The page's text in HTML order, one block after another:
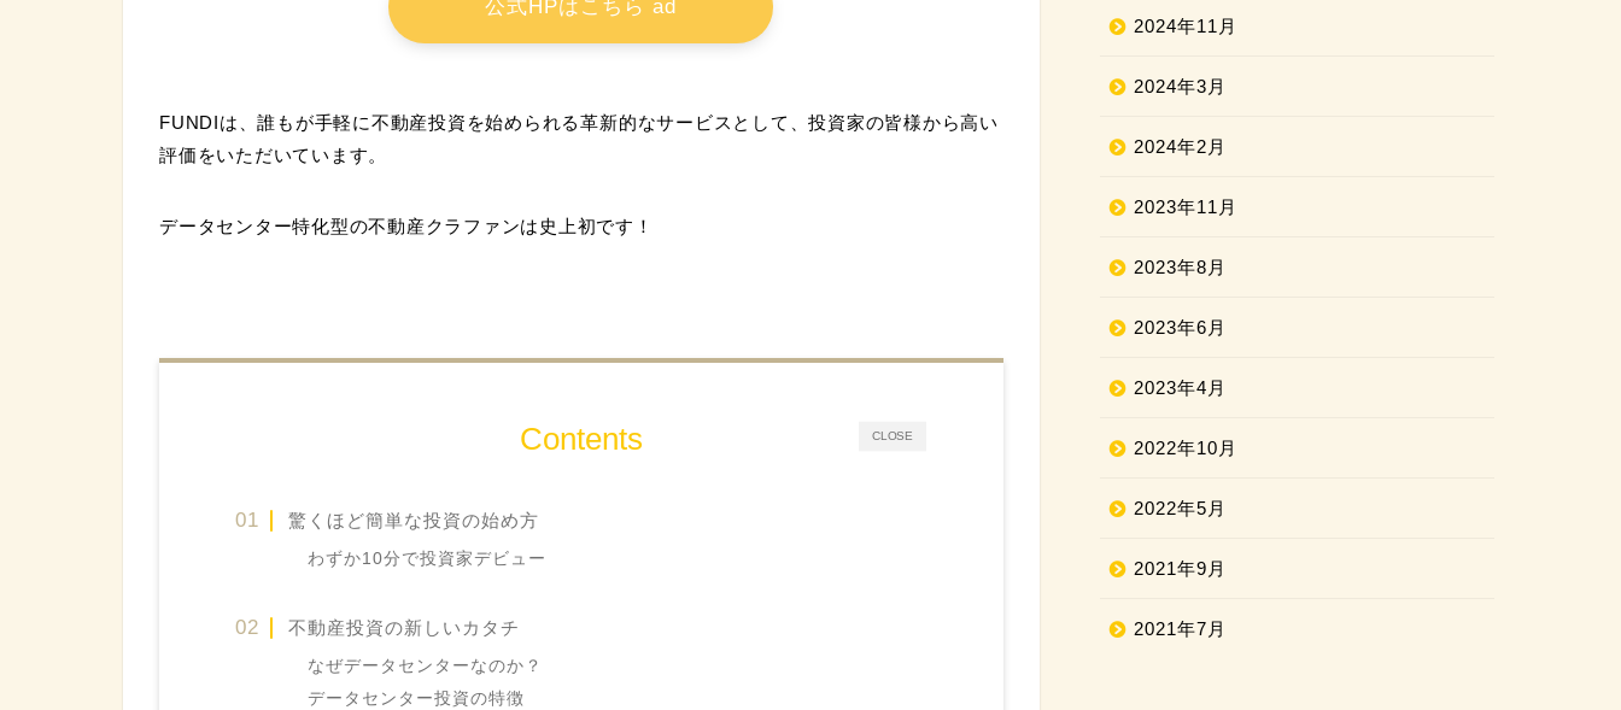
公式HPはこちら ad
FUNDIは、誰もが手軽に不動産投資を始められる革新的なサービスとして、投資家の皆様から高い
評価をいただいています。
データセンター特化型の不動産クラファンは史上初です！
CLOSE
Contents
驚くほど簡単な投資の始め方
わずか10分で投資家デビュー
不動産投資の新しいカタチ
なぜデータセンターなのか？
データセンター投資の特徴
2024年11月
2024年3月
2024年2月
2023年11月
2023年8月
2023年6月
2023年4月
2022年10月
2022年5月
2021年9月
2021年7月